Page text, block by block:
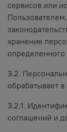
сервисов или
хранение
3.2.
обрабатывает
3.2.1.
соглашений и